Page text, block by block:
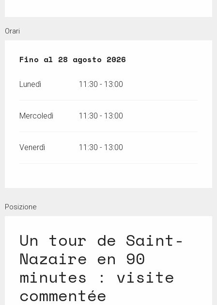
Orari
Dal6 luglio 2026 al28 agosto 2026
Fino al 28 agosto 2026
Lunedì 11:30 - 13:00
Mercoledì 11:30 - 13:00
Venerdì 11:30 - 13:00
Posizione
Un tour de Saint-
Nazaire en 90
minutes : visite
commentée